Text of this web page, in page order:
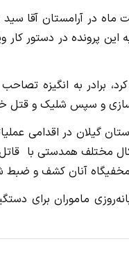
این جنایت ساعت ۱۸ و ۴۰ دقیقه روز ۳۱
پرونده در دستور کار
برادر به انگیزه تصاحب
سازی و سپس شلیک و قتل
گیلان در اقدامی
راننده خودرو و ۳ نفر دیگر را که به اشکال
مخفیگاه آنان کشف و ضبط
ماموران برای